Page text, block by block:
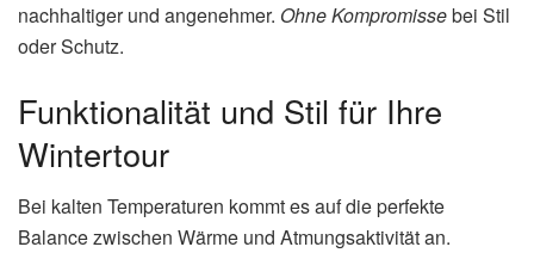
nachhaltiger und angenehmer. Ohne Kompromissebei Stil
oder Schutz.
Funktionalität und Stil für Ihre
Wintertour
Bei kalten Temperaturen kommt es auf die perfekte
Balance zwischen Wärme und Atmungsaktivität an.